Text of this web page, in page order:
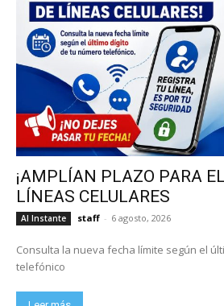
¡AMPLÍAN PLAZO PARA
LÍNEAS CELULARES
Al Instante staff - 6 agosto, 2026
Consulta la nueva fecha límite según el
telefónico